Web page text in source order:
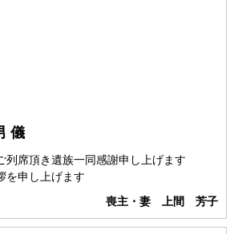
儀
列席頂き遺族一同感謝申し上げます
を申し上げます
喪主・妻 上間 芳子